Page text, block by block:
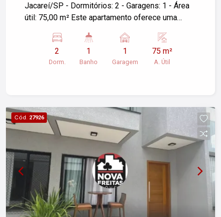
Jacareí/SP - Dormitórios: 2 - Garagens: 1 - Área
útil: 75,00 m² Este apartamento oferece uma
conforto e praticidade no coração de Jacareí.
Com dois dormitórios, é ideal para famílias ou
para quem deseja um espaço extra. A vaga de
entre em contato para mais informações ou
agendar uma visita!
2
Dorm.
1
Banho
1
Garagem
75 m²
A. Útil
Cód. 27926